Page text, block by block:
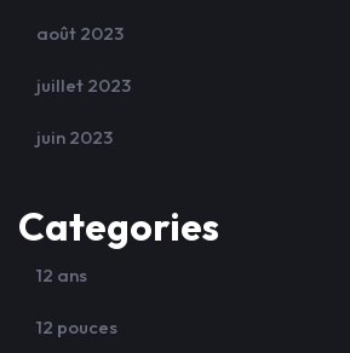
août 2023
juillet 2023
juin 2023
Categories
12 ans
12 pouces